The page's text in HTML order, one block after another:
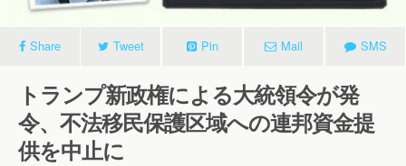
Share Tweet Pin Mail SMS
トランプ新政権による大統領令が発
令、不法移民保護区域への連邦資金提
供を中止に